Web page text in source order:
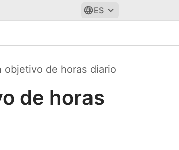
ES
objetivo de horas diario
de horas